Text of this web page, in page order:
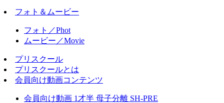
フォト＆ムービー
フォト／Phot
ムービー／Movie
プリスクール
プリスクールとは
会員向け動画コンテンツ
会員向け動画 1才半 母子分離 SH-PRE